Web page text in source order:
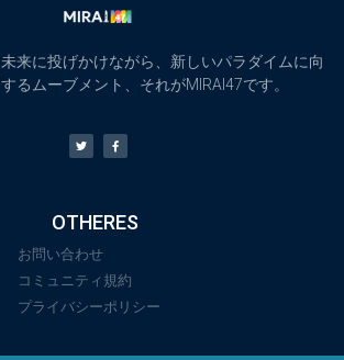
来に投げかけながら、新しいパラダイムに向
るムーブメント、それがMIRAI47です。
OTHERES
お問い合わせ
コミュニティ規約
プライバシーポリシー